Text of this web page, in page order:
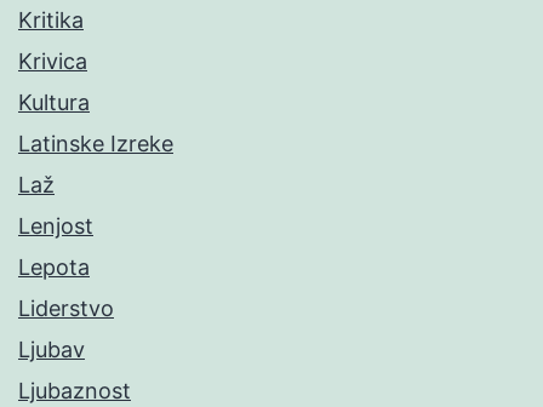
Kritika
Krivica
Kultura
Latinske Izreke
Laž
Lenjost
Lepota
Liderstvo
Ljubav
Ljubaznost